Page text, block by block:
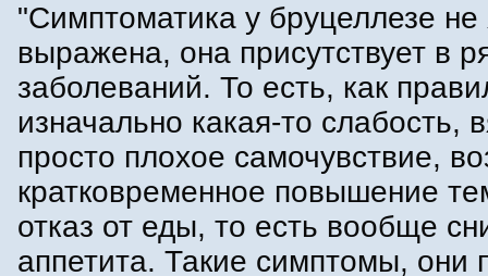
"Симптоматика у бруцеллезе не
выражена, она присутствует в
заболеваний. То есть, как
изначально какая-то слабость,
просто плохое самочувствие,
кратковременное повышение
отказ от еды, то есть вообще
аппетита. Такие симптомы, они